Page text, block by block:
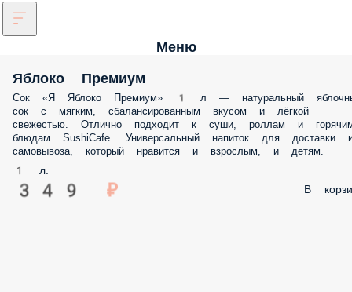
Меню
Яблоко Премиум
Сок «Я Яблоко Премиум» 1 л — натуральный
сок с мягким, сбалансированным вкусом и лёгкой
свежестью. Отлично подходит к суши, роллам и
блюдам SushiCafe. Универсальный напиток для доставки
самовывоза, который нравится и взрослым, и детям.
1 л.
349 ₽ В